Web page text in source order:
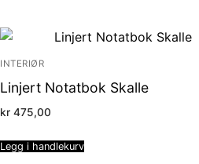
INTERIØR
Linjert Notatbok Skalle
kr 475,00
Legg i handlekurv